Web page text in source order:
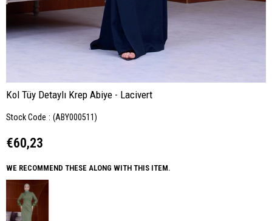
Kol Tüy Detaylı Krep Abiye - Lacivert
Stock Code (ABY000511)
€60,23
WE RECOMMEND THESE ALONG WITH THIS ITEM.